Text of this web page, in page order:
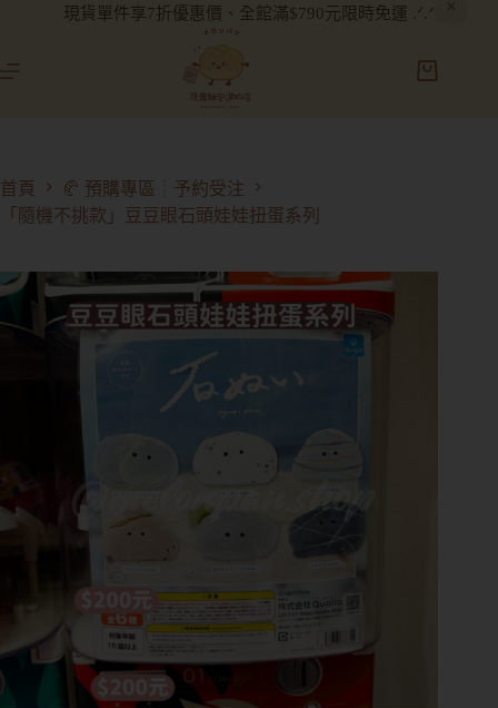
現貨單件享7折優惠價、全館滿$790元限時免運 .ᐟ.ᐟ
首頁
🥐 預購專區┊予約受注
「隨機不挑款」豆豆眼石頭娃娃扭蛋系列